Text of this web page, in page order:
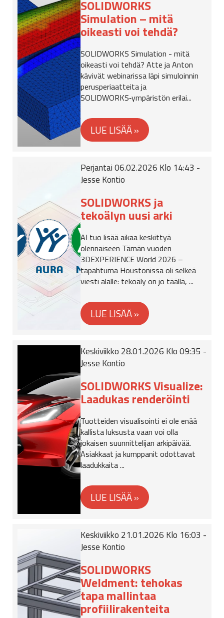
SOLIDWORKS
Simulation – mitä
oikeasti voi tehdä?
SOLIDWORKS Simulation - mitä
oikeasti voi tehdä? Atte ja Anton
kävivät webinarissa läpi simuloinnin
perusperiaatteita ja
SOLIDWORKS‑ympäristön erilai...
Perjantai 06.02.2026 Klo 14:43 -
Jesse Kontio
SOLIDWORKS ja
tekoälyn uusi arki
AI tuo lisää aikaa keskittyä
olennaiseen Tämän vuoden
3DEXPERIENCE World 2026 –
tapahtuma Houstonissa oli selkeä
viesti alalle: tekoäly on jo täällä, ...
Keskiviikko 28.01.2026 Klo 09:35 -
Jesse Kontio
SOLIDWORKS Visualize:
Laadukas renderöinti
Tuotteiden visualisointi ei ole enää
kallista luksusta vaan voi olla
jokaisen suunnittelijan arkipäivää.
Asiakkaat ja kumppanit odottavat
laadukkaita ...
Keskiviikko 21.01.2026 Klo 16:03 -
Jesse Kontio
SOLIDWORKS
Weldment: tehokas
tapa mallintaa
profiilirakenteita